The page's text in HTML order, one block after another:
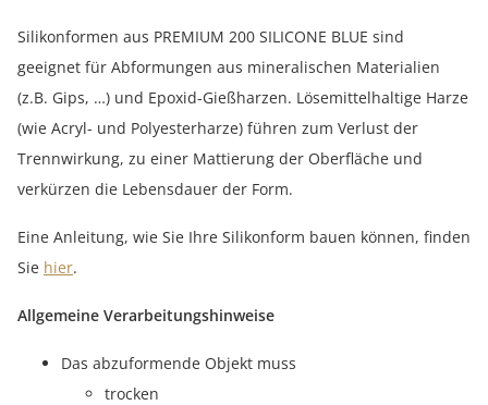
Silikonformen aus PREMIUM 200 SILICONE BLUE sind
geeignet für Abformungen aus mineralischen Materialien
(z.B. Gips, …) und Epoxid-Gießharzen. Lösemittelhaltige Harze
(wie Acryl- und Polyesterharze) führen zum Verlust der
Trennwirkung, zu einer Mattierung der Oberfläche und
verkürzen die Lebensdauer der Form.
Eine Anleitung, wie Sie Ihre Silikonform bauen können, finden
Sie hier.
Allgemeine Verarbeitungshinweise
Das abzuformende Objekt muss
trocken